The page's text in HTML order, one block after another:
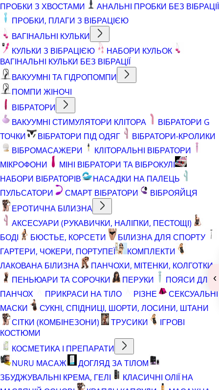
ПРОБКИ З ХВОСТАМИ
АНАЛЬНІ ПРОБКИ БЕЗ ВІБРАЦІЇ
ПРОБКИ, ПЛАГИ З ВІБРАЦІЄЮ
ВАГІНАЛЬНІ КУЛЬКИ
КУЛЬКИ З ВІБРАЦІЄЮ
НАБОРИ КУЛЬОК
ВАГІНАЛЬНІ КУЛЬКИ БЕЗ ВІБРАЦІЇ
ВАКУУМНІ ТА ГІДРОПОМПИ
ПОМПИ ЖІНОЧІ
ВІБРАТОРИ
ВАКУУМНІ СТИМУЛЯТОРИ КЛІТОРА
ВІБРАТОРИ G
ТОЧКИ
ВІБРАТОРИ ПІД ОДЯГ
ВІБРАТОРИ-КРОЛИКИ
ВІБРОМАСАЖЕРИ
КЛІТОРАЛЬНІ ВІБРАТОРИ
МІКРОФОНИ
МІНІ ВІБРАТОРИ ТА ВІБРОКУЛІ
НАБОРИ ВІБРАТОРІВ
НАСАДКИ НА ПАЛЕЦЬ
ПУЛЬСАТОРИ
СМАРТ ВІБРАТОРИ
ВІБРОЯЙЦЯ
ЕРОТИЧНА БІЛИЗНА
АКСЕСУАРИ (РУКАВИЧКИ, НАЛІПКИ, ПЕСТОЩІ)
БОДІ
БЮСТЬЕ, КОРСЕТИ
БІЛИЗНА ДЛЯ СПОРТУ
ГАРТЕРИ, ЧОКЕРИ, ПОРТУПЕЇ
КОМПЛЕКТИ
ЛАКОВАНА БІЛИЗНА
ПАНЧОХИ, МІТЕНКИ, КОЛГОТКИ
ПЕНЬЮАРИ ТА СОРОЧКИ
ПЕРУКИ
ПОЯСИ ДЛЯ
ПАНЧОХ
ПРИКРАСИ НА ТІЛО РІЗНЕ
СЕКСУАЛЬНІ
МАСКИ
СУКНІ, СПІДНИЦІ, ШОРТИ, ЛОСИНИ, ШТАНИ
СІТКИ (КОМБІНЕЗОНИ)
ТРУСИКИ
ІГРОВІ
КОСТЮМИ
КОСМЕТИКА І ПРЕПАРАТИ
NURU МАСАЖ
ДОГЛЯД ЗА ТІЛОМ
ЗБУДЖУВАЛЬНІ КРЕМА, ГЕЛІ
КЛАСИЧНІ ОЛІЇ НА
‹